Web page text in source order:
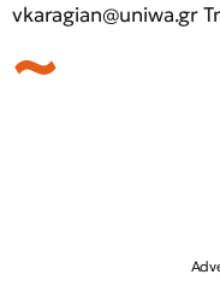
vkaragian@uniwa.gr